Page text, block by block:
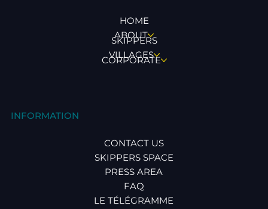
HOME
ABOUT
SKIPPERS
VILLAGES
CORPORATE
INFORMATION
CONTACT US
SKIPPERS SPACE
PRESS AREA
FAQ
LE TÉLÉGRAMME